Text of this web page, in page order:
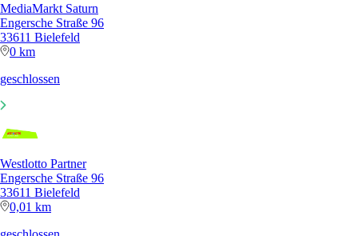
MediaMarkt Saturn
Engersche Straße 96
33611 Bielefeld
0 km
geschlossen
Westlotto Partner
Engersche Straße 96
33611 Bielefeld
0,01 km